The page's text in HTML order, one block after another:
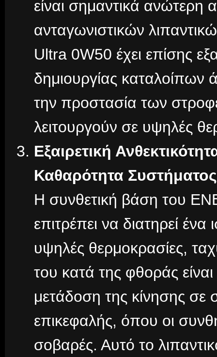
είναι σημαντικά ανώτερη
ανταγωνιστικών
Ultra 0W50 έχει επίσης
δημιουργίας καταλοίπων
την προστασία των
λειτουργούν σε υψηλές
Εξαιρετική
Καθαρότητα
Η συνθετική βάση του
επιτρέπει να διατηρεί
υψηλές θερμοκρασίες,
του κατά της φθοράς
μετάδοση της κίνησης σε
επικεφαλής, όπου οι
σοβαρές. Αυτό το